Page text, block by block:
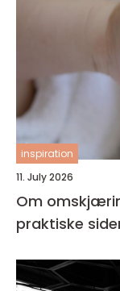
inspiration
11. July 2026
Om
praktiske